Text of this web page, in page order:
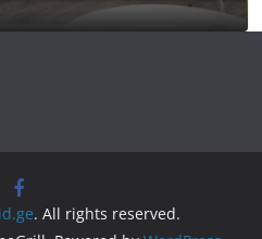
. All rights reserved.